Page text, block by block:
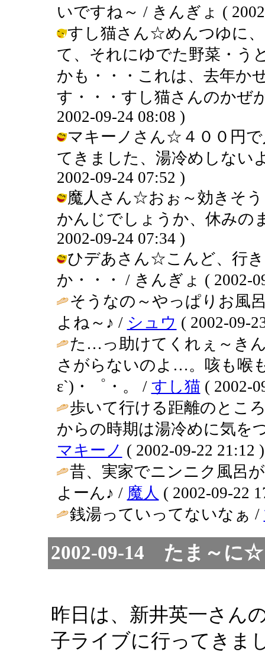
いですね～ / きんぎょ (
すし猫さん☆めんつゆに
て、それにゆでた野菜・う
かも・・・これは、去年か
す・・・すし猫さんのかぜ
2002-09-24 08:08 )
マキーノさん☆４００円
てきました、湯冷めしない
2002-09-24 07:52 )
魔人さん☆おぉ～効きそ
かんじでしょうか、休みの
2002-09-24 07:34 )
ひデあさん☆こんど、行
か・・・ / きんぎょ ( 2002-
そうなの～やっぱりお風
よね～♪ / シュウ ( 2002-09-
た…っ助けてくれぇ～き
さがらないのよ…。咳も喉
ε`)・゜・。 / すし猫 ( 2002-
歩いて行ける距離のとこ
からの時期は湯冷めに気を
マキーノ ( 2002-09-22 21:12 )
昔、実家でニンニク風呂
よーん♪ / 魔人 ( 2002-09-22
銭湯っていってないなぁ /
2002-09-14 たま～
昨日は、新井英一さん
子ライブに行ってきま